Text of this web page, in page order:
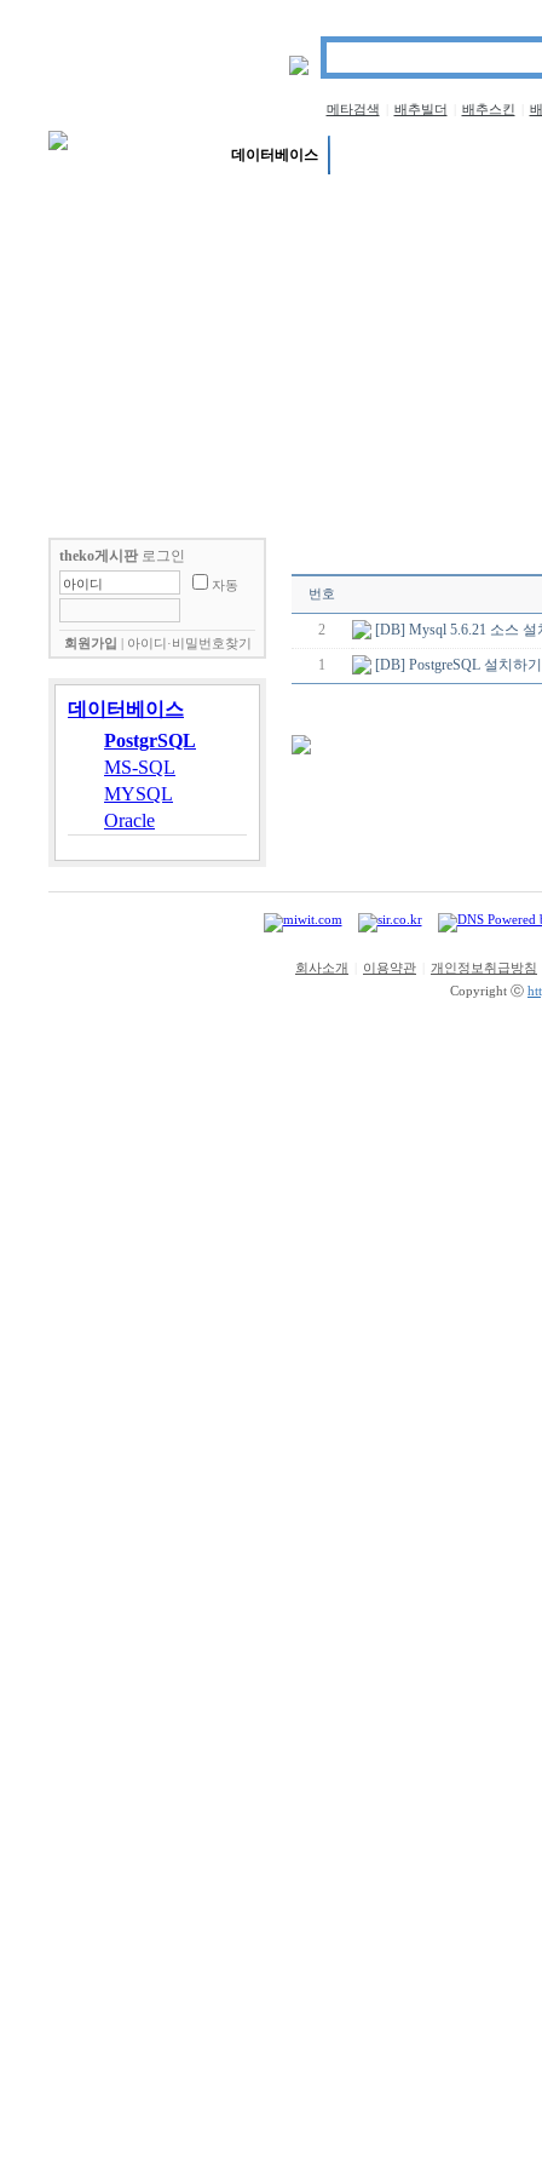
메타검색 배추빌더 배추스킨
데이터베이스
theko게시판 로그인
자동
회원가입 아이디·비밀번호찾기
데이터베이스
PostgrSQL
MS-SQL
MYSQL
Oracle
번호
2 [DB] Mysql 5.6.21 소스 설
1 [DB] PostgreSQL 설치하
회사소개 이용약관
개인정보취급방침
Copyright ⓒ